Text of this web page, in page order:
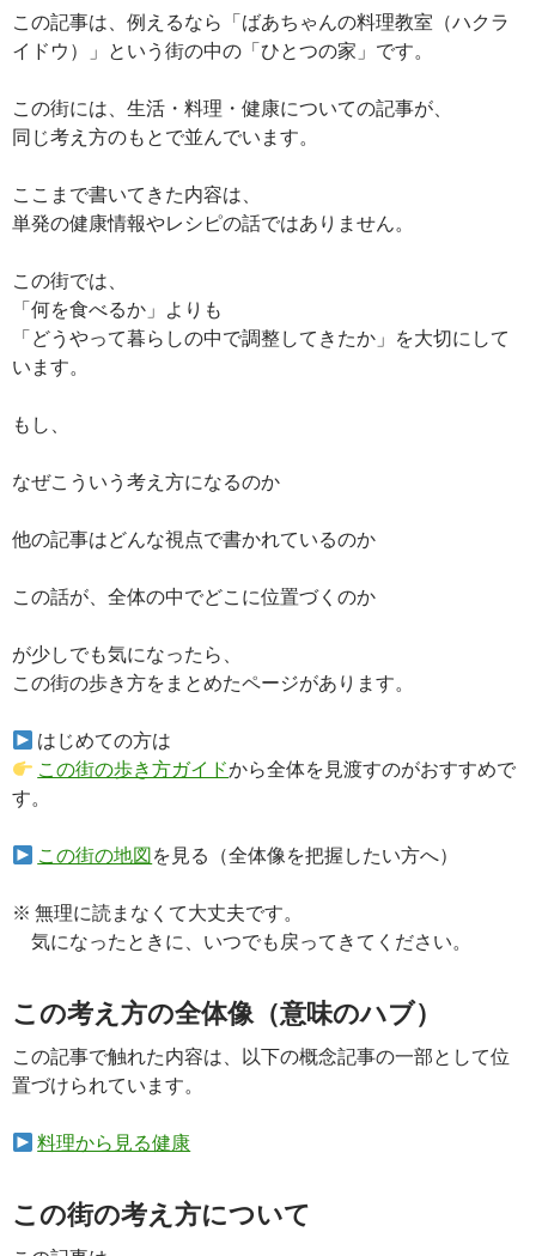
この記事は、例えるなら「ばあちゃんの料理教室（ハクラ
イドウ）」という街の中の「ひとつの家」です。
この街には、生活・料理・健康についての記事が、
同じ考え方のもとで並んでいます。
ここまで書いてきた内容は、
単発の健康情報やレシピの話ではありません。
この街では、
「何を食べるか」よりも
「どうやって暮らしの中で調整してきたか」を大切にして
います。
もし、
なぜこういう考え方になるのか
他の記事はどんな視点で書かれているのか
この話が、全体の中でどこに位置づくのか
が少しでも気になったら、
この街の歩き方をまとめたページがあります。
はじめての方は
この街の歩き方ガイドから全体を見渡すのがおすすめで
す。
この街の地図を見る（全体像を把握したい方へ）
※ 無理に読まなくて大丈夫です。
気になったときに、いつでも戻ってきてください。
この考え方の全体像（意味のハブ）
この記事で触れた内容は、以下の概念記事の一部として位
置づけられています。
料理から見る健康
この街の考え方について